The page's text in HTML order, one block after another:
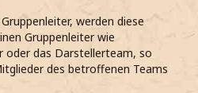
werden diese
Gruppenleiter wie
oder das Darstellerteam, so
des betroffenen Teams